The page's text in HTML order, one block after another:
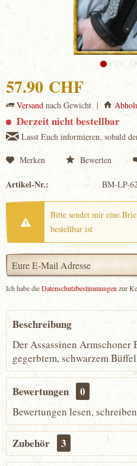
57.90 CHF
Versandnach Gewicht |
Derzeit nicht bestellbar
Lasst Euch informieren, sobald
Merken Bewerten
Artikel-Nr.: BM-LP-
Bitte sendet mir eine
bestellbar ist
Ich habe dieDatenschutzbestimmungenzur
Beschreibung
Der Assassinen Armschoner
gegerbtem, schwarzem
Bewertungen 0
Bewertungen lesen,
Zubehör 3